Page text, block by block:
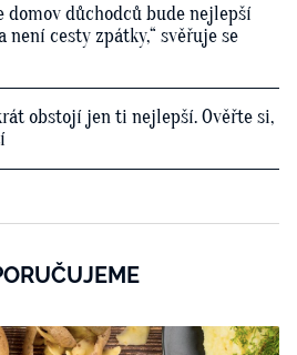
domov důchodců bude nejlepší
není cesty zpátky,“ svěřuje se
obstojí jen ti nejlepší. Ověřte si,